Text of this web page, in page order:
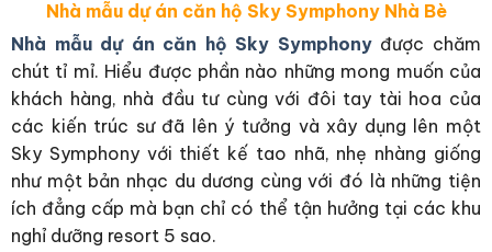
Nhà mẫu dự án căn hộ Sky Symphony Nhà Bè
Nhà mẫu dự án căn hộ Sky Symphony được chăm
chút tỉ mỉ. Hiểu được phần nào những mong muốn của
khách hàng, nhà đầu tư cùng với đôi tay tài hoa của
các kiến trúc sư đã lên ý tưởng và xây dụng lên một
Sky Symphony với thiết kế tao nhã, nhẹ nhàng giống
như một bản nhạc du dương cùng với đó là những tiện
ích đẳng cấp mà bạn chỉ có thể tận hưởng tại các khu
nghỉ dưỡng resort 5 sao.